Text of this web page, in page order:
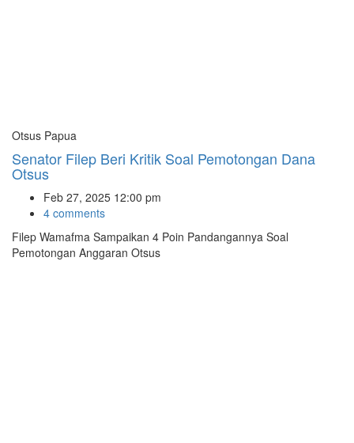
Otsus Papua
Senator Filep Beri Kritik Soal Pemotongan Dana
Otsus
Feb 27, 2025 12:00 pm
4 comments
Filep Wamafma Sampaikan 4 Poin Pandangannya Soal
Pemotongan Anggaran Otsus